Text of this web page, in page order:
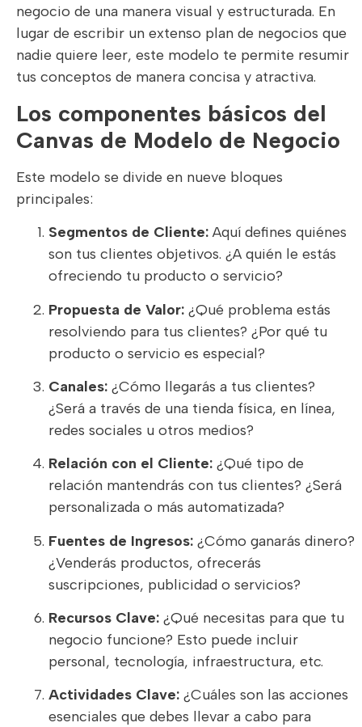
negocio de una manera visual y estructurada. En
lugar de escribir un extenso plan de negocios que
nadie quiere leer, este modelo te permite resumir
tus conceptos de manera concisa y atractiva.
Los componentes básicos del
Canvas de Modelo de Negocio
Este modelo se divide en nueve bloques
principales:
Segmentos de Cliente: Aquí defines quiénes
son tus clientes objetivos. ¿A quién le estás
ofreciendo tu producto o servicio?
Propuesta de Valor: ¿Qué problema estás
resolviendo para tus clientes? ¿Por qué tu
producto o servicio es especial?
Canales: ¿Cómo llegarás a tus clientes?
¿Será a través de una tienda física, en línea,
redes sociales u otros medios?
Relación con el Cliente: ¿Qué tipo de
relación mantendrás con tus clientes? ¿Será
personalizada o más automatizada?
Fuentes de Ingresos: ¿Cómo ganarás dinero?
¿Venderás productos, ofrecerás
suscripciones, publicidad o servicios?
Recursos Clave: ¿Qué necesitas para que tu
negocio funcione? Esto puede incluir
personal, tecnología, infraestructura, etc.
Actividades Clave: ¿Cuáles son las acciones
esenciales que debes llevar a cabo para